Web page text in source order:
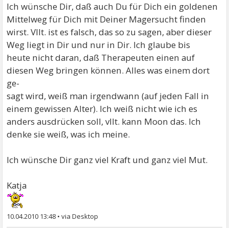
Ich wünsche Dir, daß auch Du für Dich ein goldenen
Mittelweg für Dich mit Deiner Magersucht finden
wirst. Vllt. ist es falsch, das so zu sagen, aber dieser
Weg liegt in Dir und nur in Dir. Ich glaube bis
heute nicht daran, daß Therapeuten einen auf
diesen Weg bringen können. Alles was einem dort
ge-
sagt wird, weiß man irgendwann (auf jeden Fall in
einem gewissen Alter). Ich weiß nicht wie ich es
anders ausdrücken soll, vllt. kann Moon das. Ich
denke sie weiß, was ich meine.
Ich wünsche Dir ganz viel Kraft und ganz viel Mut.
Katja
10.04.2010 13:48 •